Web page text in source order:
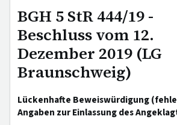
BGH 5 StR 444/19 -
Beschluss vom 12.
Dezember 2019 (LG
Braunschweig)
Lückenhafte Beweiswürdigung
Angaben zur Einlassung des